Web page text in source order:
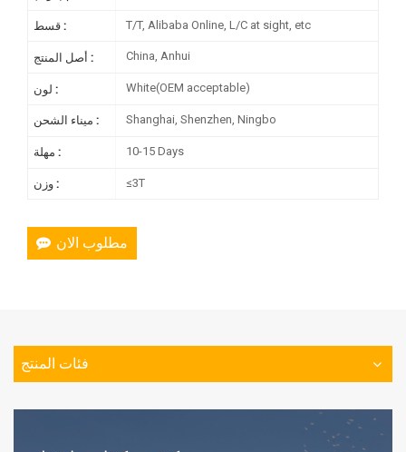
قسط : T/T, Alibaba Online, L/C at sight, etc
أصل المنتج : China, Anhui
لون : White(OEM acceptable)
ميناء الشحن : Shanghai, Shenzhen, Ningbo
مهلة : 10-15 Days
وزن : ≤3T
مطلوب الان
فئات المنتج